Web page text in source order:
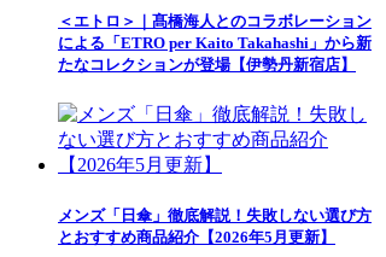
＜エトロ＞｜髙橋海人とのコラボレーション
による「ETRO per Kaito Takahashi」から新
たなコレクションが登場【伊勢丹新宿店】
メンズ「日傘」徹底解説！失敗しない選び方
とおすすめ商品紹介【2026年5月更新】